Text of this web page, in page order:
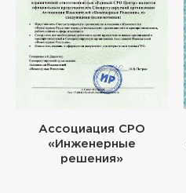
Ассоциация СРО
«Инженерные
решения»